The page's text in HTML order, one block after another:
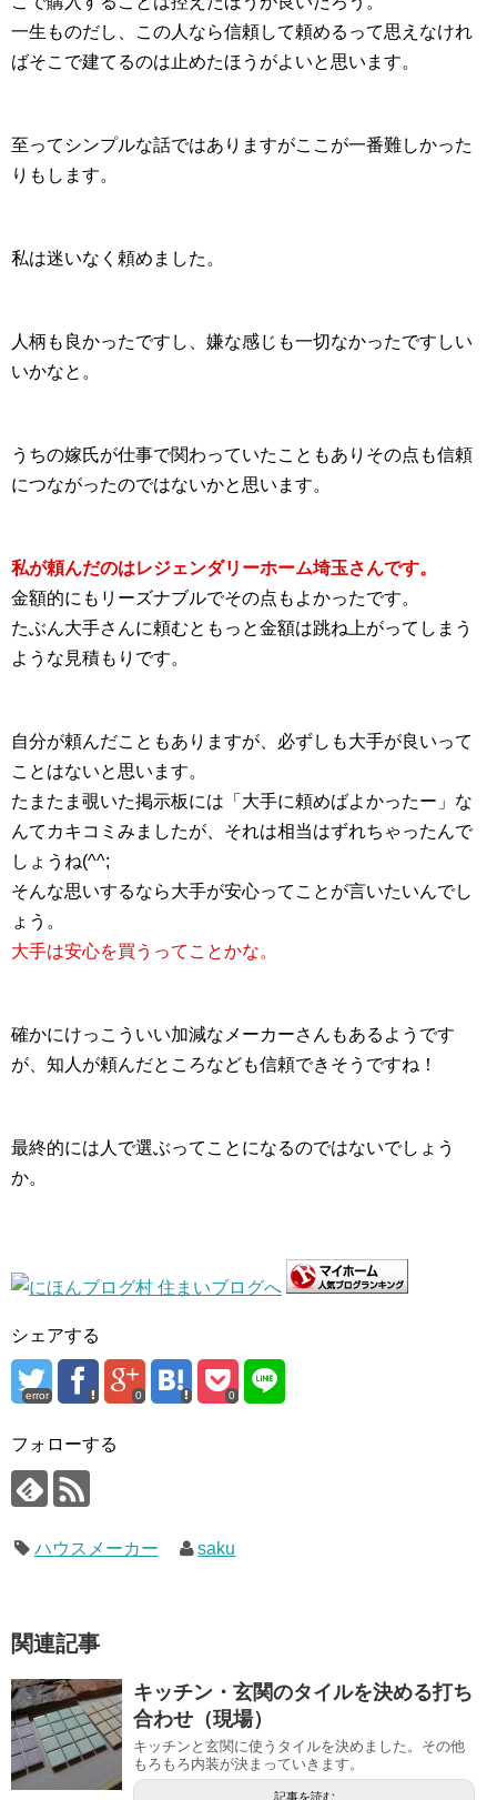
一生ものだし、この人なら信頼して頼めるって思えなけれ
ばそこで建てるのは止めたほうがよいと思います。
至ってシンプルな話ではありますがここが一番難しかった
りもします。
私は迷いなく頼めました。
人柄も良かったですし、嫌な感じも一切なかったですしい
いかなと。
うちの嫁氏が仕事で関わっていたこともありその点も信頼
につながったのではないかと思います。
私が頼んだのはレジェンダリーホーム埼玉さんです。
金額的にもリーズナブルでその点もよかったです。
たぶん大手さんに頼むともっと金額は跳ね上がってしまう
ような見積もりです。
自分が頼んだこともありますが、必ずしも大手が良いって
ことはないと思います。
たまたま覗いた掲示板には「大手に頼めばよかったー」な
んてカキコミみましたが、それは相当はずれちゃったんで
しょうね(^^;
そんな思いするなら大手が安心ってことが言いたいんでし
ょう。
大手は安心を買うってことかな。
確かにけっこういい加減なメーカーさんもあるようです
が、知人が頼んだところなども信頼できそうですね！
最終的には人で選ぶってことになるのではないでしょう
か。
シェアする
error 0 0
フォローする
ハウスメーカー saku
関連記事
キッチン・玄関のタイルを決める打ち
合わせ（現場）
キッチンと玄関に使うタイルを決めました。その他
もろもろ内装が決まっていきます。
記事を読む